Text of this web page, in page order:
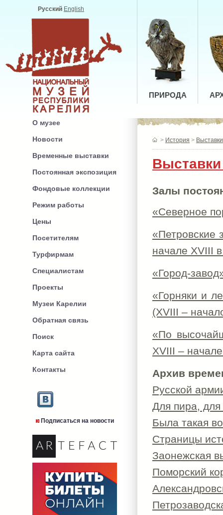
Русский English
ПРИРОДА
О музее
Новости
Временные выставки
Постоянная экспозиция
Фондовые коллекции
Режим работы
Цены
Посетителям
Турфирмам
Специалистам
Проекты
Музеи Карелии
Обратная связь
Поиск
Карта сайта
Контакты
Подписаться на новости
> История >
Выставки
Залы
«Северное
«Петровские
начале XVIII
«Город-
«Горняки и
(XVIII –
«По
XVIII –
Архив
Русской
Для пира,
Была такая
Страницы
Заонежская
Поморский